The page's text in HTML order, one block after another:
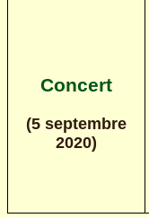
Concert
(5 septembre
2020)